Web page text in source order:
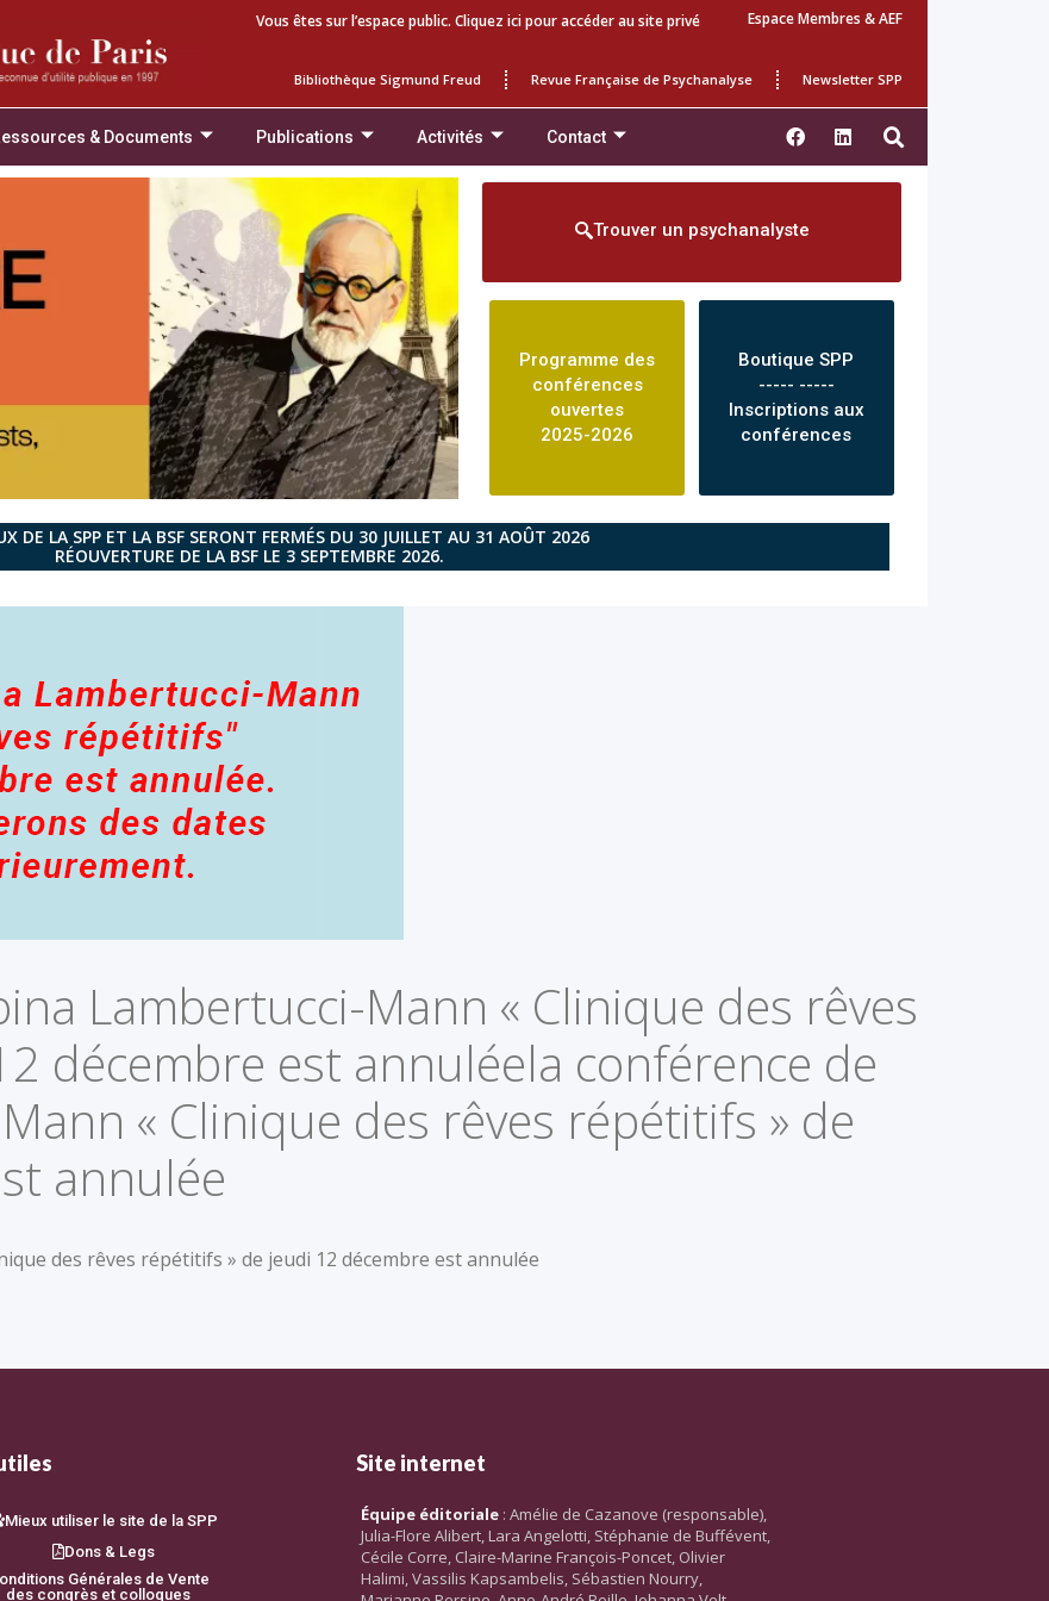
Vous êtes sur l’espace public. Cliquez ici pour accéder au site privé Espace Membres & AEF
Bibliothèque Sigmund Freud Revue Française de Psychanalyse Newsletter SPP
& Documents Publications Activités Contact
Trouver un psychanalyste
Programme des
conférences
ouvertes
2025-2026
Boutique SPP
----- -----
Inscriptions aux
conférences
DE LA SPP ET LA BSF SERONT FERMÉS DU 30 JUILLET AU 31 AOÛT 2026
RÉOUVERTURE DE LA BSF LE 3 SEPTEMBRE 2026.
Lambertucci-Mann « Clinique des rêves
décembre est annuléela conférence de
« Clinique des rêves répétitifs » de
annulée
des rêves répétitifs » de jeudi 12 décembre est annulée
Mieux utiliser le site de la SPP
Dons & Legs
Générales de Vente
des congrès et colloques
Site internet
Équipe éditoriale : Amélie de Cazanove (responsable),
Julia-Flore Alibert, Lara Angelotti, Stéphanie de Buffévent,
Cécile Corre, Claire-Marine François-Poncet, Olivier
Halimi, Vassilis Kapsambelis, Sébastien Nourry,